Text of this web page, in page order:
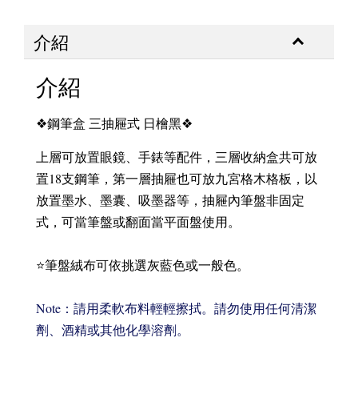
介紹
介紹
❖鋼筆盒 三抽屜式 日檜黑❖
上層可放置眼鏡、手錶等配件，三層收納盒共可放
置18支鋼筆，第一層抽屜也可放九宮格木格板，以
放置墨水、墨囊、吸墨器等，抽屜內筆盤非固定
式，可當筆盤或翻面當平面盤使用。
⭐筆盤絨布可依挑選灰藍色或一般色。
Note： 請用柔軟布料輕輕擦拭。請勿使用任何清潔
劑、酒精或其他化學溶劑。